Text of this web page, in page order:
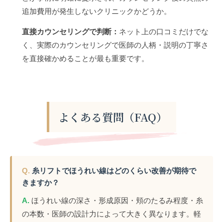
追加費用が発生しないクリニックかどうか。
直接カウンセリングで判断： ネット上の口コミだけでな
く、実際のカウンセリングで医師の人柄・説明の丁寧さ
を直接確かめることが最も重要です。
よくある質問（FAQ）
Q. 糸リフトでほうれい線はどのくらい改善が期待で
きますか？
A. ほうれい線の深さ・形成原因・頬のたるみ程度・糸
の本数・医師の設計力によって大きく異なります。軽